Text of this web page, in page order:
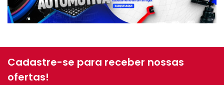
Cadastre-se para receber nossas
ofertas!